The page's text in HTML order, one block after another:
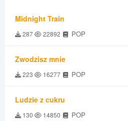
Midnight Train
287 22892 POP
Zwodzisz mnie
223 16277 POP
Ludzie z cukru
130 14850 POP